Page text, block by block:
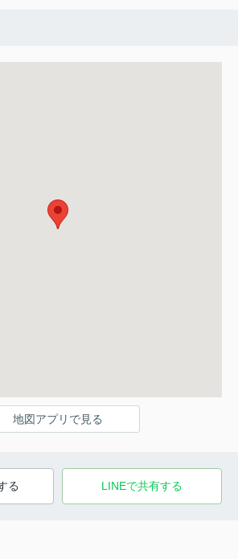
地図アプリで見る
る LINEで共有する